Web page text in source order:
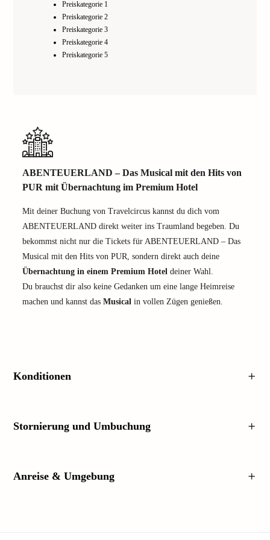
Preiskategorie 1
Preiskategorie 2
Preiskategorie 3
Preiskategorie 4
Preiskategorie 5
ABENTEUERLAND – Das Musical mit den Hits von
PUR mit Übernachtung im Premium Hotel
Mit deiner Buchung von Travelcircus kannst du dich vom
ABENTEUERLAND direkt weiter ins Traumland begeben. Du
bekommst nicht nur die Tickets für ABENTEUERLAND – Das
Musical mit den Hits von PUR, sondern direkt auch deine
Übernachtung in einem Premium Hotel deiner Wahl.
Du brauchst dir also keine Gedanken um eine lange Heimreise
machen und kannst das Musical in vollen Zügen genießen.
Konditionen
Stornierung und Umbuchung
Anreise & Umgebung